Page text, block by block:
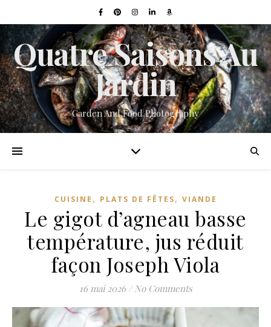
Quatre Saisons Au
Jardin
Garden And Food Photography
CUISINE , PLATS DE FÊTES, VIANDE
Le gigot d’agneau basse
température, jus réduit
façon Joseph Viola
16 mai 2026 / No Comments